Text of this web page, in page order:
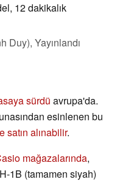
12 dakikalık
Duy), Yayınlandı
sürdü avrupa'da.
esinlenen bu
satın alınabilir.
mağazalarında,
1B (tamamen siyah)